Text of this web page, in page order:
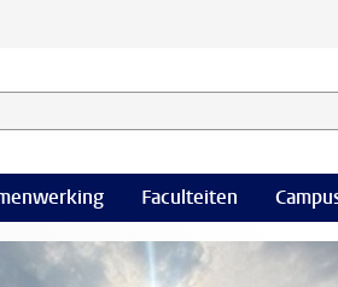
selecteer categorie
Faculteiten